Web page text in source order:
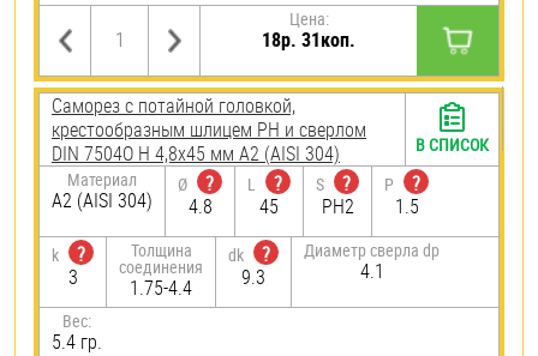
Цена:
18р. 31коп.
Саморез с потайной головкой,
крестообразным шлицем PH и сверлом
DIN 7504O H 4,8х45 мм А2 (AISI 304)
Материал
А2 (AISI 304)
Ø
?
4.8
L
?
45
S
?
PH2
P
?
1.5
k
?
3
Толщина
соединения
1.75-4.4
dk
?
9.3
Диаметр сверла dp
4.1
Вес:
5.4 гр.
В СПИСОК